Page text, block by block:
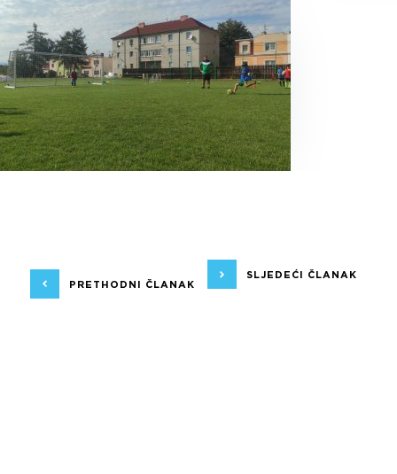
PRETHODNI ČLANAK
SLJEDEĆI ČLANAK